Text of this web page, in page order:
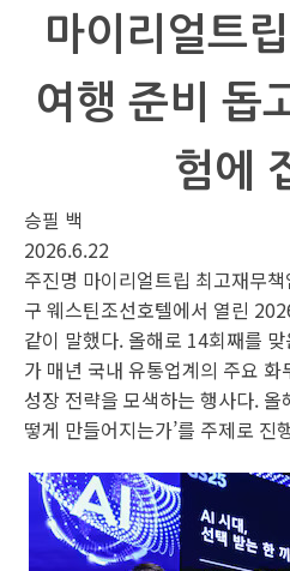
마이리얼트
여행 준비 돕
험에
승필 백
2026.6.22
주진명 마이리얼트립 최고재무
구 웨스틴조선호텔에서 열린
같이 말했다. 올해로 14회째를
가 매년 국내 유통업계의 주요
성장 전략을 모색하는 행사다. 올
떻게 만들어지는가’를 주제로 진